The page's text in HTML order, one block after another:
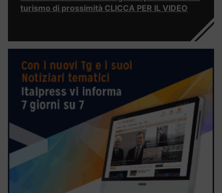
turismo di prossimità CLICCA PER IL VIDEO